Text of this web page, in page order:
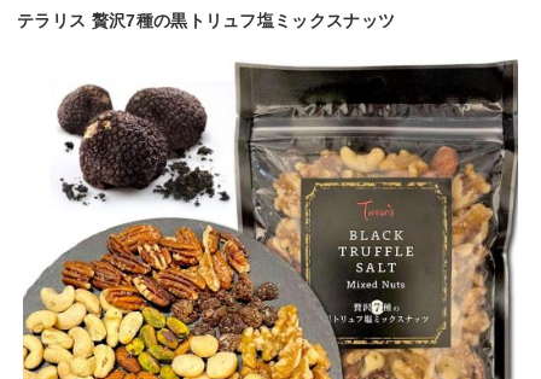
テラリス 贅沢7種の黒トリュフ塩ミックスナッツ